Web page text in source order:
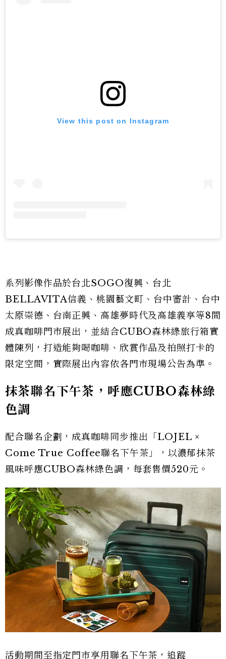
View this post on Instagram
系列影像作品於台北SOGO復興、台北
BELLAVITA信義、桃園藝文町、台中審計、台中
太原崇德、台南正興、高雄夢時代及高雄義享等8間
成真咖啡門市展出，並結合CUBO森林綠旅行箱實
體陳列，打造能夠喝咖啡、欣賞作品及拍照打卡的
限定空間，實際展出內容依各門市現場公告為準。
抹茶聯名下午茶，呼應CUBO森林綠
色調
配合聯名企劃，成真咖啡同步推出「LOJEL ×
Come True Coffee聯名下午茶」，以濃郁抹茶
風味呼應CUBO森林綠色調，每套售價520元。
活動期間至指定門市享用聯名下午茶，追蹤